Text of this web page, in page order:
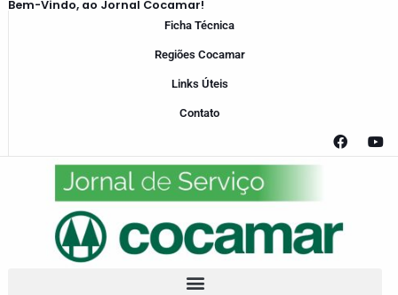
Bem-Vindo, ao Jornal Cocamar!
Ficha Técnica
Regiões Cocamar
Links Úteis
Contato